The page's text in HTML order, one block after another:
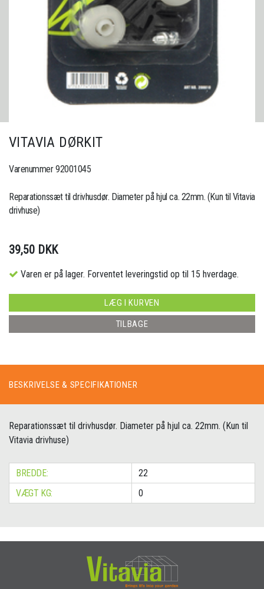
VITAVIA DØRKIT
Varenummer 92001045
Reparationssæt til drivhusdør. Diameter på hjul ca. 22mm. (Kun til Vitavia
drivhuse)
39,50 DKK
Varen er på lager. Forventet leveringstid op til 15 hverdage.
LÆG I KURVEN
TILBAGE
BESKRIVELSE & SPECIFIKATIONER
Reparationssæt til drivhusdør. Diameter på hjul ca. 22mm. (Kun til
Vitavia drivhuse)
BREDDE:
22
VÆGT KG:
0